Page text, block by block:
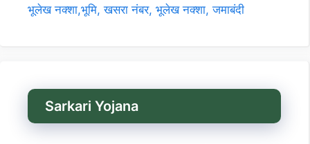
भूलेख नक्शा,भूमि, खसरा नंबर, भूलेख नक्शा, जमाबंदी
Sarkari Yojana